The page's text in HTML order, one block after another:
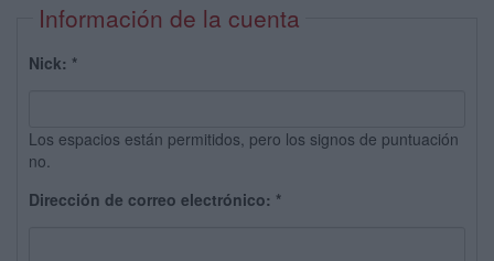
Información de la cuenta
Nick: *
Los espacios están permitidos, pero los signos de puntuación
no.
Dirección de correo electrónico: *